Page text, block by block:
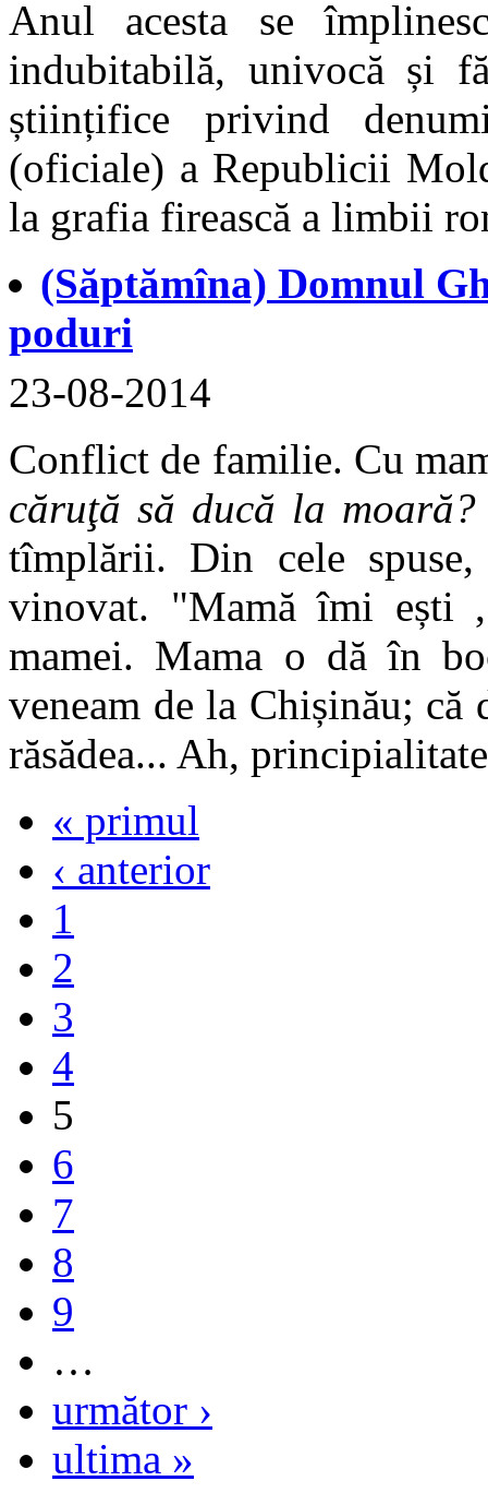
Anul acesta se
indubitabilă, univocă și
științifice privind
(oficiale) a Republicii
la grafia firească a limbii
(Săptămîna) Domnul
poduri
23-08-2014
Conflict de familie. Cu
căruţă să ducă la moară?
tîmplării. Din cele
vinovat. "Mamă îmi ești
mamei. Mama o dă în
veneam de la Chișinău; că
răsădea... Ah,
« primul
‹ anterior
1
2
3
4
5
6
7
8
9
…
următor ›
ultima »